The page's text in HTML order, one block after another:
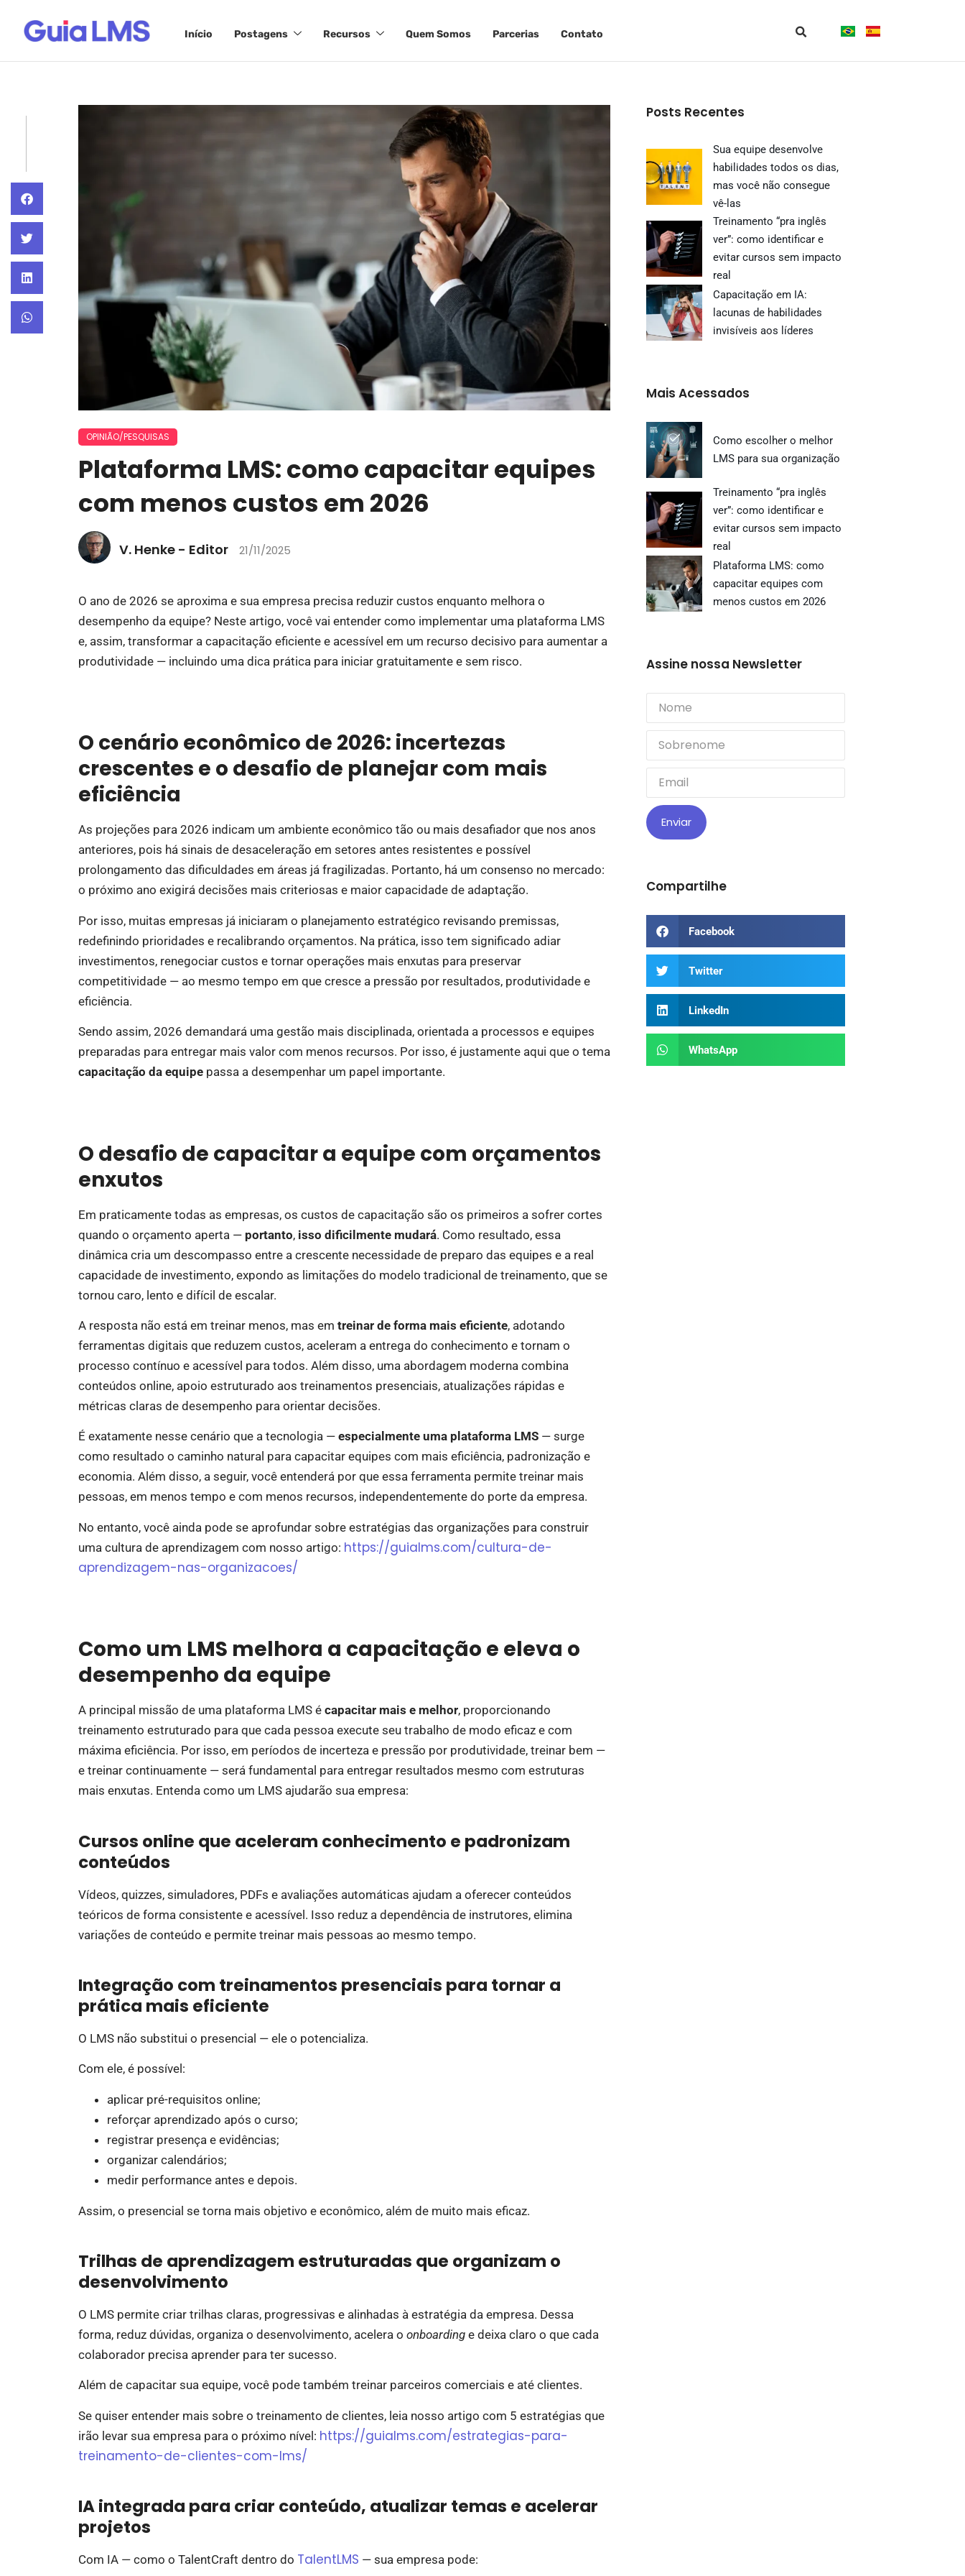
Início Postagens Recursos Quem Somos Parcerias Contato
OPINIÃO/PESQUISAS
Plataforma LMS: como capacitar equipes
com menos custos em 2026
V. Henke - Editor 21/11/2025
O ano de 2026 se aproxima e sua empresa precisa reduzir custos enquanto melhora o
desempenho da equipe? Neste artigo, você vai entender como implementar uma plataforma LMS
e, assim, transformar a capacitação eficiente e acessível em um recurso decisivo para aumentar a
produtividade — incluindo uma dica prática para iniciar gratuitamente e sem risco.
O cenário econômico de 2026: incertezas
crescentes e o desafio de planejar com mais
eficiência
As projeções para 2026 indicam um ambiente econômico tão ou mais desafiador que nos anos
anteriores, pois há sinais de desaceleração em setores antes resistentes e possível
prolongamento das dificuldades em áreas já fragilizadas. Portanto, há um consenso no mercado:
o próximo ano exigirá decisões mais criteriosas e maior capacidade de adaptação.
Por isso, muitas empresas já iniciaram o planejamento estratégico revisando premissas,
redefinindo prioridades e recalibrando orçamentos. Na prática, isso tem significado adiar
investimentos, renegociar custos e tornar operações mais enxutas para preservar
competitividade — ao mesmo tempo em que cresce a pressão por resultados, produtividade e
eficiência.
Sendo assim, 2026 demandará uma gestão mais disciplinada, orientada a processos e equipes
preparadas para entregar mais valor com menos recursos. Por isso, é justamente aqui que o tema
capacitação da equipepassa a desempenhar um papel importante.
O desafio de capacitar a equipe com orçamentos
enxutos
Em praticamente todas as empresas, os custos de capacitação são os primeiros a sofrer cortes
quando o orçamento aperta — portanto,isso dificilmente mudará. Como resultado, essa
dinâmica cria um descompasso entre a crescente necessidade de preparo das equipes e a real
capacidade de investimento, expondo as limitações do modelo tradicional de treinamento, que se
tornou caro, lento e difícil de escalar.
A resposta não está em treinar menos, mas em treinar de forma mais eficiente, adotando
ferramentas digitais que reduzem custos, aceleram a entrega do conhecimento e tornam o
processo contínuo e acessível para todos. Além disso, uma abordagem moderna combina
conteúdos online, apoio estruturado aos treinamentos presenciais, atualizações rápidas e
métricas claras de desempenho para orientar decisões.
É exatamente nesse cenário que a tecnologia — especialmente uma plataforma LMS— surge
como resultado o caminho natural para capacitar equipes com mais eficiência, padronização e
economia. Além disso, a seguir, você entenderá por que essa ferramenta permite treinar mais
pessoas, em menos tempo e com menos recursos, independentemente do porte da empresa.
No entanto, você ainda pode se aprofundar sobre estratégias das organizações para construir
uma cultura de aprendizagem com nosso artigo: https://guialms.com/cultura-de-
aprendizagem-nas-organizacoes/
Como um LMS melhora a capacitação e eleva o
desempenho da equipe
A principal missão de uma plataforma LMS é capacitar mais e melhor, proporcionando
treinamento estruturado para que cada pessoa execute seu trabalho de modo eficaz e com
máxima eficiência. Por isso, em períodos de incerteza e pressão por produtividade, treinar bem —
e treinar continuamente — será fundamental para entregar resultados mesmo com estruturas
mais enxutas. Entenda como um LMS ajudarão sua empresa:
Cursos online que aceleram conhecimento e padronizam
conteúdos
Vídeos, quizzes, simuladores, PDFs e avaliações automáticas ajudam a oferecer conteúdos
teóricos de forma consistente e acessível. Isso reduz a dependência de instrutores, elimina
variações de conteúdo e permite treinar mais pessoas ao mesmo tempo.
Integração com treinamentos presenciais para tornar a
prática mais eficiente
O LMS não substitui o presencial — ele o potencializa.
Com ele, é possível:
aplicar pré-requisitos online;
reforçar aprendizado após o curso;
registrar presença e evidências;
organizar calendários;
medir performance antes e depois.
Assim, o presencial se torna mais objetivo e econômico, além de muito mais eficaz.
Trilhas de aprendizagem estruturadas que organizam o
desenvolvimento
O LMS permite criar trilhas claras, progressivas e alinhadas à estratégia da empresa. Dessa
forma, reduz dúvidas, organiza o desenvolvimento, acelera o onboardinge deixa claro o que cada
colaborador precisa aprender para ter sucesso.
Além de capacitar sua equipe, você pode também treinar parceiros comerciais e até clientes.
Se quiser entender mais sobre o treinamento de clientes, leia nosso artigo com 5 estratégias que
irão levar sua empresa para o próximo nível: https://guialms.com/estrategias-para-
treinamento-de-clientes-com-lms/
IA integrada para criar conteúdo, atualizar temas e acelerar
projetos
Com IA — como o TalentCraft dentro do TalentLMS — sua empresa pode:
Posts Recentes
Sua equipe desenvolve
habilidades todos os dias,
mas você não consegue
vê-las
Treinamento “pra inglês
ver”: como identificar e
evitar cursos sem impacto
real
Capacitação em IA:
lacunas de habilidades
invisíveis aos líderes
Mais Acessados
Como escolher o melhor
LMS para sua organização
Treinamento “pra inglês
ver”: como identificar e
evitar cursos sem impacto
real
Plataforma LMS: como
capacitar equipes com
menos custos em 2026
Assine nossa Newsletter
Enviar
Compartilhe
Facebook
Twitter
LinkedIn
WhatsApp